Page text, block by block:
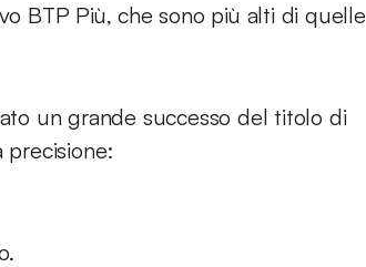
BTP Più, che sono più alti di quelle
un grande successo del titolo di
precisione: